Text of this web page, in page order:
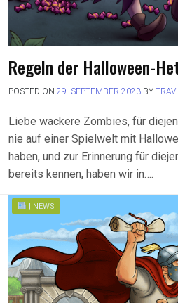
Regeln der Halloween-
POSTED ON 29. SEPTEMBER 2023 BY
Liebe wackere Zombies, für
nie auf einer Spielwelt mit
haben, und zur Erinnerung für
bereits kennen, haben wir in….
| NEWS